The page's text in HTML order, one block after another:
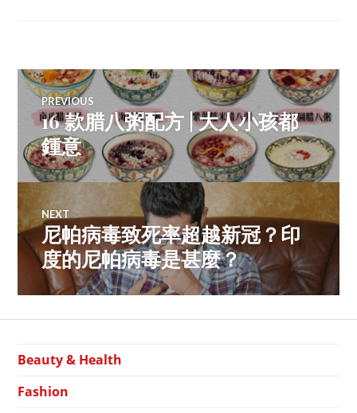
Post
navigation
PREVIOUS
Previous
post:
16 款腊八粥配方 | 大人小孩都
鍾意
NEXT
Next
post:
尼帕病毒致死率超越新冠？印
度的尼帕病毒是甚麼？
Beauty & Health
Fashion